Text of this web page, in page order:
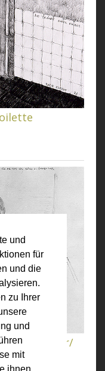
und
für
und die
zu Ihrer
und
mit
öffnen war/